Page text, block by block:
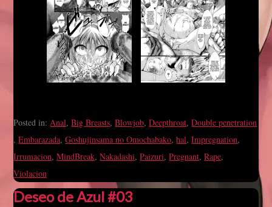
Posted in:Anal,Big Breasts,Blowjob,Deepthroat,Double penetration
,Embarazada,Goshujinsama no Omochabako,hal,Impregnation,
Irrumacion,MindBreak,Nakadashi,Paizuri,Pregnant,Rape,
Violacion
Deseo de Azul #03